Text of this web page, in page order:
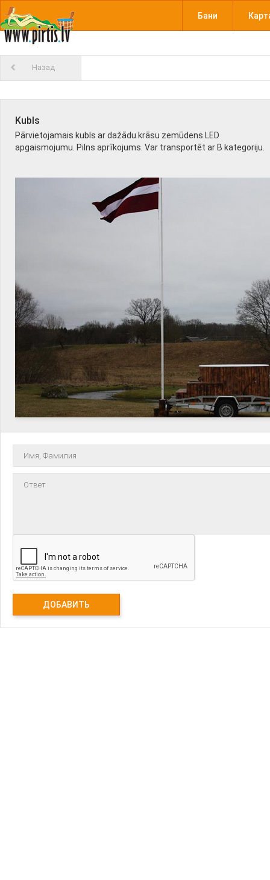
Бани
Назад
Kubls
Pārvietojamais kubls ar dažādu krāsu zemūdens LED
apgaismojumu. Pilns aprīkojums. Var transportēt ar B kategoriju.